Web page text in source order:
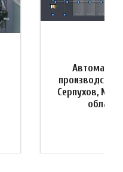
производства
Серпухов,
область